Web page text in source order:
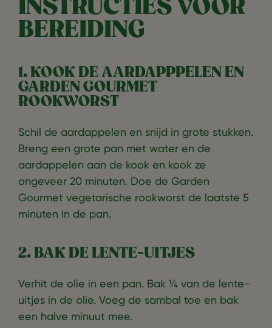
INSTRUCTIES VOOR
BEREIDING
1. KOOK DE AARDAPPPELEN EN
GARDEN GOURMET
ROOKWORST
Schil de aardappelen en snijd in grote stukken.
Breng een grote pan met water en de
aardappelen aan de kook en kook ze
ongeveer 20 minuten. Doe de Garden
Gourmet vegetarische rookworst de laatste 5
minuten in de pan.
2. BAK DE LENTE-UITJES
Verhit de olie in een pan. Bak ¼ van de lente-
uitjes in de olie. Voeg de sambal toe en bak
een halve minuut mee.